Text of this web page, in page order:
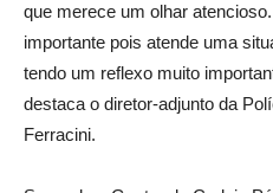
que merece um olhar
importante pois atende uma
tendo um reflexo muito
destaca o diretor-adjunto da
Ferracini.